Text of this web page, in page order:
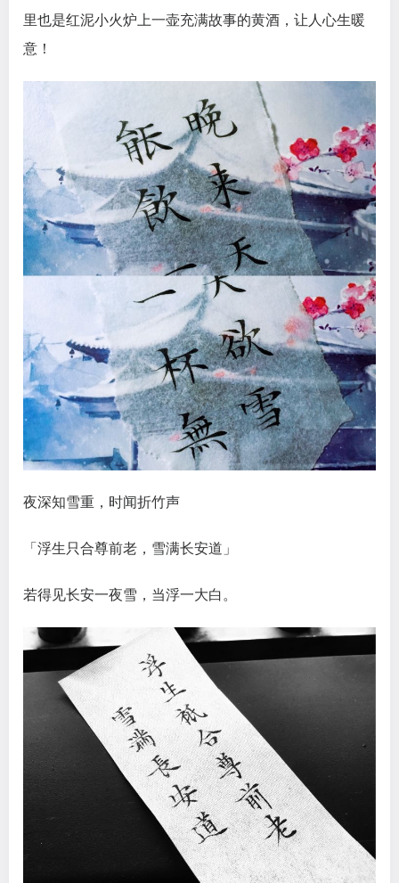
里也是红泥小火炉上一壶充满故事的黄酒，让人心生暖
意！
夜深知雪重，时闻折竹声
「浮生只合尊前老，雪满长安道」
若得见长安一夜雪，当浮一大白。